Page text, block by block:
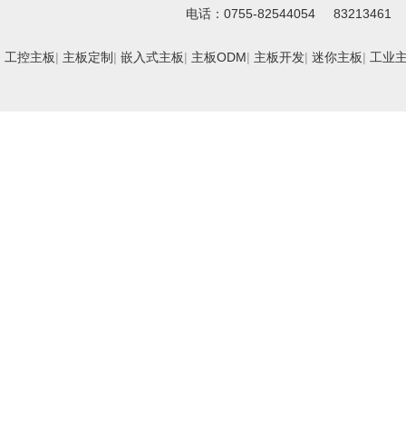
电话：0755-82544054 83213461
工控主板| 主板定制 | 嵌入式主板| 主板ODM| 主板开发| 迷你主板| 工业